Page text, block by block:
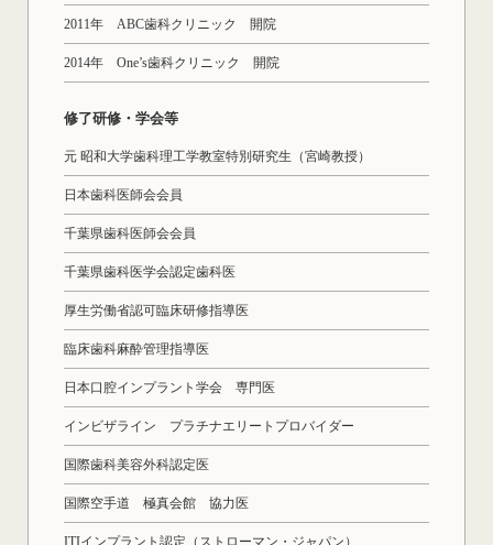
2011年 ABC歯科クリニック 開院
2014年 One’s歯科クリニック 開院
修了研修・学会等
元 昭和大学歯科理工学教室特別研究生（宮崎教授）
日本歯科医師会会員
千葉県歯科医師会会員
千葉県歯科医学会認定歯科医
厚生労働省認可臨床研修指導医
臨床歯科麻酔管理指導医
日本口腔インプラント学会 専門医
インビザライン プラチナエリートプロバイダー
国際歯科美容外科認定医
国際空手道 極真会館 協力医
ITIインプラント認定（ストローマン・ジャパン）